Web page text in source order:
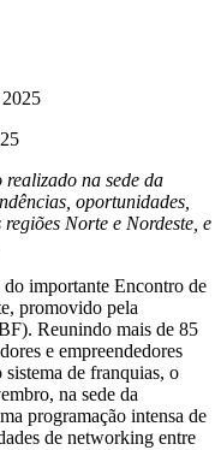
na sede da
oportunidades,
Norte e Nordeste, e
importante Encontro de
promovido pela
Reunindo mais de 85
e empreendedores
de franquias, o
na sede da
programação intensa de
de networking entre